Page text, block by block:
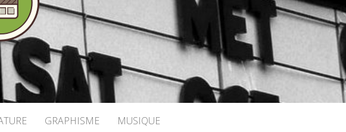
GRAPHISME MUSIQUE